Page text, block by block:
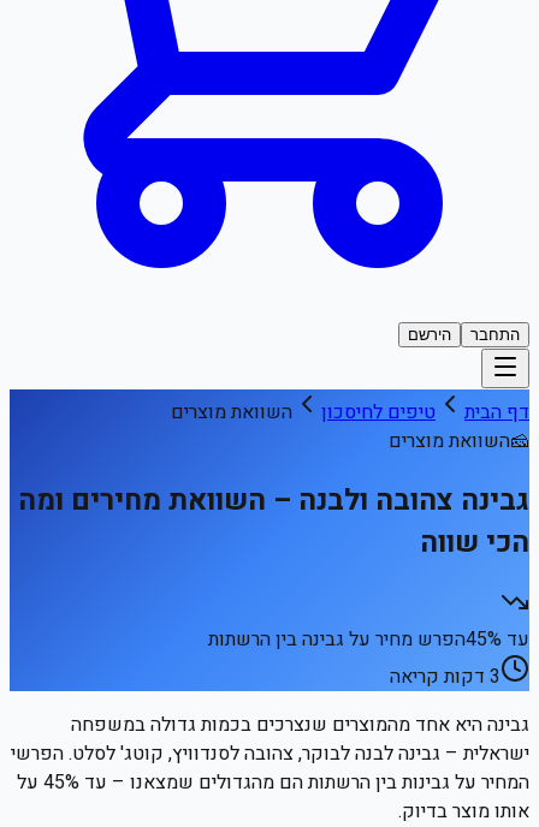
התחבר הירשם
דף הבית טיפים לחיסכון
השוואת מוצרים
🧀השוואת מוצרים
גבינה צהובה ולבנה – השוואת מחירים ומה
הכי שווה
עד 45%
הפרש מחיר על גבינה בין הרשתות
3 דקות קריאה
גבינה היא אחד מהמוצרים שנצרכים בכמות גדולה במשפחה
ישראלית – גבינה לבנה לבוקר, צהובה לסנדוויץ, קוטג' לסלט. הפרשי
המחיר על גבינות בין הרשתות הם מהגדולים שמצאנו – עד 45% על
אותו מוצר בדיוק.